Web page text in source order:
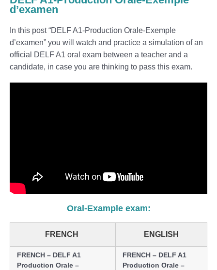
d’examen
In this post “DELF A1-Production Orale-Exemple
d’examen” you will watch and practice a simulation of an
official DELF A1 oral exam between a teacher and a
candidate, in case you are thinking to pass this exam.
Oral-Example exam:
FRENCH ENGLISH
FRENCH – DELF A1
Production Orale –
FRENCH – DELF A1
Production Orale –